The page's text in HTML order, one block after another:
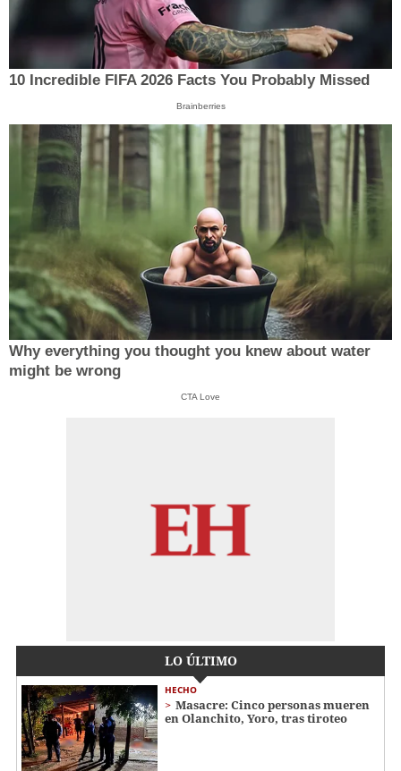
10 Incredible FIFA 2026 Facts You Probably Missed
Brainberries
Why everything you thought you knew about water
might be wrong
CTA Love
LO ÚLTIMO
HECHO
Masacre: Cinco personas mueren
en Olanchito, Yoro, tras tiroteo